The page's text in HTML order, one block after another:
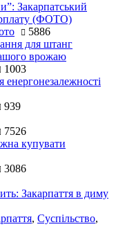
Закарпатський
(ФОТО)
5886
для штанг
врожаю
1003
939
7526
купувати
3086
Закарпаття в диму
, Суспільство,